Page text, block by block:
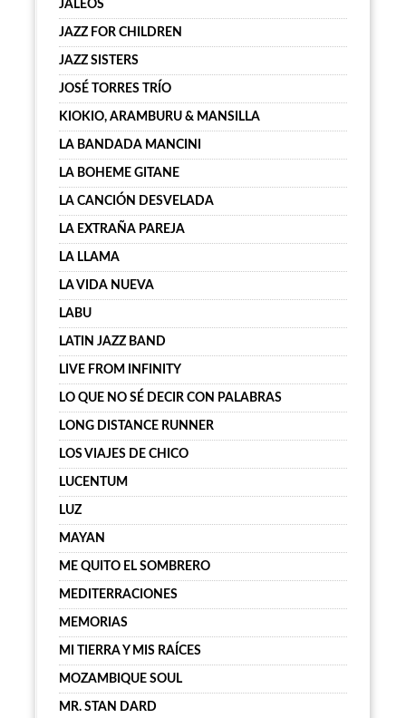
JALEOS
JAZZ FOR CHILDREN
JAZZ SISTERS
JOSÉ TORRES TRÍO
KIOKIO, ARAMBURU & MANSILLA
LA BANDADA MANCINI
LA BOHEME GITANE
LA CANCIÓN DESVELADA
LA EXTRAÑA PAREJA
LA LLAMA
LA VIDA NUEVA
LABU
LATIN JAZZ BAND
LIVE FROM INFINITY
LO QUE NO SÉ DECIR CON PALABRAS
LONG DISTANCE RUNNER
LOS VIAJES DE CHICO
LUCENTUM
LUZ
MAYAN
ME QUITO EL SOMBRERO
MEDITERRACIONES
MEMORIAS
MI TIERRA Y MIS RAÍCES
MOZAMBIQUE SOUL
MR. STAN DARD